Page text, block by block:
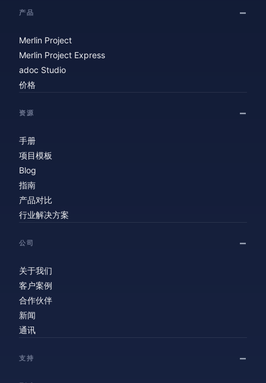
产品
Merlin Project
Merlin Project Express
adoc Studio
价格
资源
手册
项目模板
Blog
指南
产品对比
行业解决方案
公司
关于我们
客户案例
合作伙伴
新闻
通讯
支持